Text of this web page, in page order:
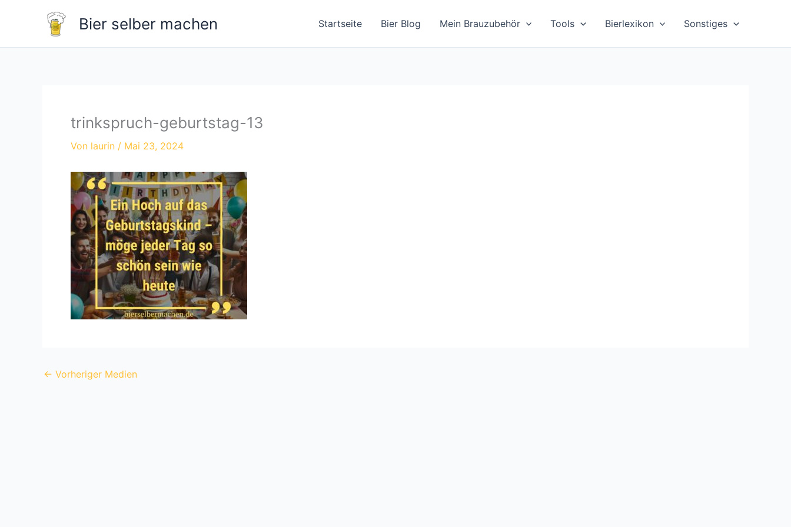
Bier selber machen Startseite Bier Blog Mein Brauzubehör Tools Bierlexikon Sonstiges
trinkspruch-geburtstag-13
Von laurin / Mai 23, 2024
← Vorheriger Medien